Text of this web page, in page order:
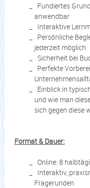
Fundiertes
anwendbar
Interaktive
Persönliche
jederzeit möglich
Sicherheit bei
Perfekte
Einblick in
und wie man
sich gegen diese
Format & Dauer:
Online: 8
Interaktiv,
Fragerunden